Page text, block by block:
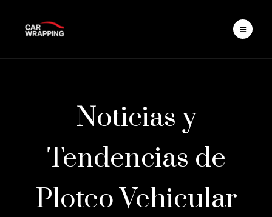
Noticias y
Tendencias de
Ploteo Vehicular